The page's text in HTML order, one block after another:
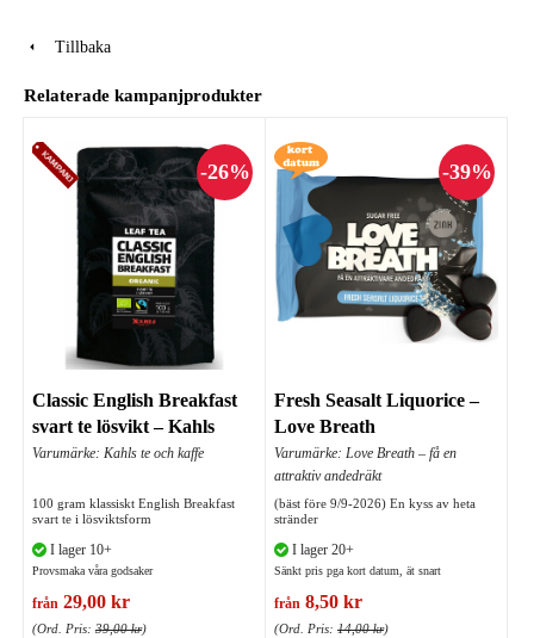
Tillbaka
Relaterade kampanjprodukter
Classic English Breakfast
svart te lösvikt – Kahls
Varumärke: Kahls te och kaffe
100 gram klassiskt English Breakfast
svart te i lösviktsform
I lager 10+
Provsmaka våra godsaker
från 29,00 kr
(Ord. Pris: 39,00 kr)
Fresh Seasalt Liquorice –
Love Breath
Varumärke: Love Breath – få en
attraktiv andedräkt
(bäst före 9/9-2026) En kyss av heta
stränder
I lager 20+
Sänkt pris pga kort datum, ät snart
från 8,50 kr
(Ord. Pris: 14,00 kr)